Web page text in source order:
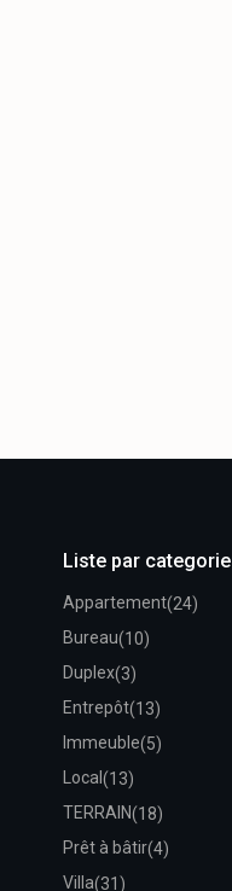
Liste par categorie
Appartement(24)
Bureau(10)
Duplex(3)
Entrepôt(13)
Immeuble(5)
Local (13)
TERRAIN(18)
Prêt à bâtir(4)
Villa(31)